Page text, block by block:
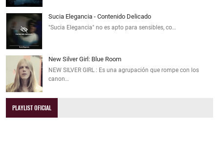
Sucia Elegancia - Contenido Delicado
"Sucia Elegancia" no es apto para sensibles, co…
New Silver Girl: Blue Room
NEW SILVER GIRL : Es una agrupación que rompe con los
canon…
PLAYLIST OFICIAL